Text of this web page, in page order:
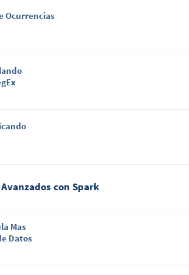
Ocurrencias
con Spark
Mas
Datos